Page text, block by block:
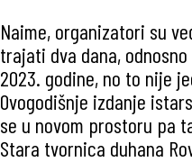
Naime, organizatori su
trajati dva dana,
2023. godine, no to nije
Ovogodišnje izdanje
se u novom prostoru pa
Stara tvornica duhana